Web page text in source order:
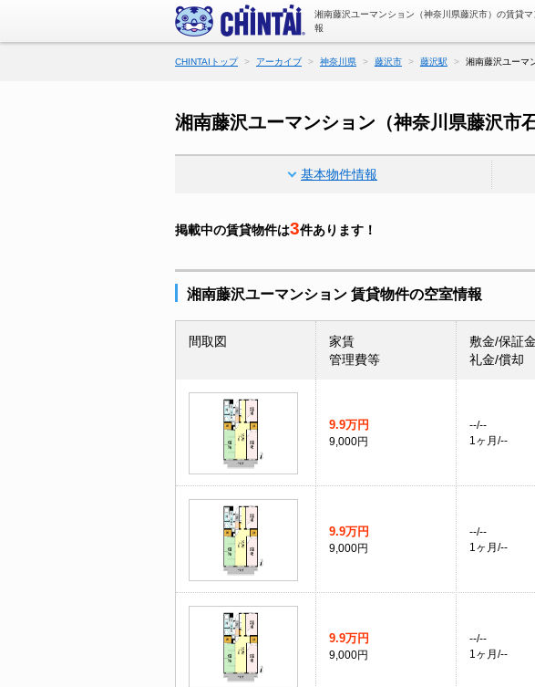
湘南藤沢ユーマンション（神奈川県藤沢市）の賃貸
報
CHINTAIトップ アーカイブ 神奈川県 藤沢市 藤沢駅 湘南藤沢ユーマ
湘南藤沢ユーマンション（神奈川県藤沢市
基本物件情報
掲載中の賃貸物件は3件あります！
湘南藤沢ユーマンション 賃貸物件の空室情報
間取図
家賃
管理費等
敷金/保証金
礼金/償却
9.9万円
9,000円
--/--
1ヶ月/--
9.9万円
9,000円
--/--
1ヶ月/--
9.9万円
9,000円
--/--
1ヶ月/--